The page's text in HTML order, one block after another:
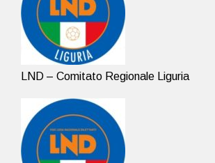
LND – Comitato Regionale Liguria